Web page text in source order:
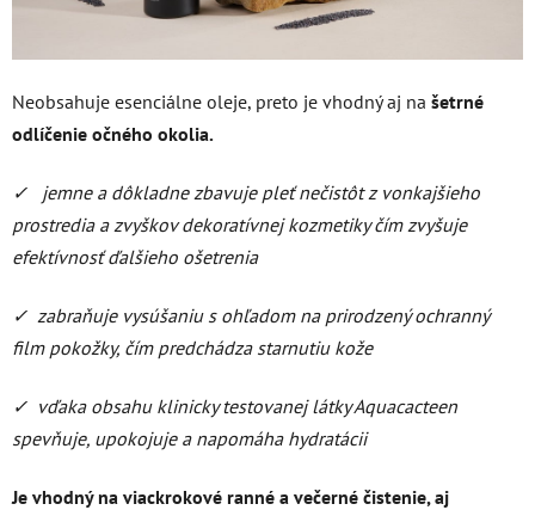
Neobsahuje esenciálne oleje, preto je vhodný aj na šetrné
odlíčenie očného okolia.
✓ jemne a dôkladne zbavuje pleťnečistôt z vonkajšieho
prostredia a zvyškov dekoratívnej kozmetikyčím zvyšuje
efektívnosť ďalšieho ošetrenia
✓ zabraňuje vysúšaniu s ohľadom na prirodzený ochranný
film pokožky, čím predchádza starnutiu kože
✓ vďaka obsahu klinicky testovanejlátky Aquacacteen
spevňuje, upokojuje a napomáha hydratácii
Je vhodný na viackrokové ranné a večerné čistenie, aj